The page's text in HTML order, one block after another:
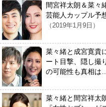
間宮祥太朗＆菜々
芸能人カップル予
（2019年1月9日）
菜々緒と成宮寛貴
ート目撃、隠し撮
の可能性も真相は…
菜々緒と間宮祥太